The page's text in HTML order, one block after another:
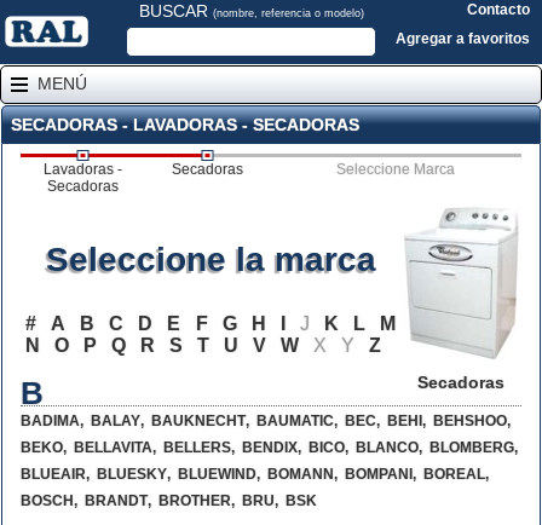
BUSCAR (nombre, referencia o modelo)
Contacto
Agregar a favoritos
MENÚ
SECADORAS - LAVADORAS - SECADORAS
Lavadoras -
Secadoras
Secadoras Seleccione Marca
Secadoras
Seleccione la marca
# A B C D E F G H J K L
M
N
O P Q R S T U V W X Y Z
B
BADIMA, BALAY, BAUKNECHT, BAUMATIC, BEC, BEHI , BEHSHOO,
BEKO, BELLAVITA, BELLERS, BENDIX, BICO, BLANCO, BLOMBERG,
BLUEAIR, BLUESKY, BLUEWIND, BOMANN, BOMPANI , BOREAL,
BOSCH , BRANDT, BROTHER, BRU, BSK